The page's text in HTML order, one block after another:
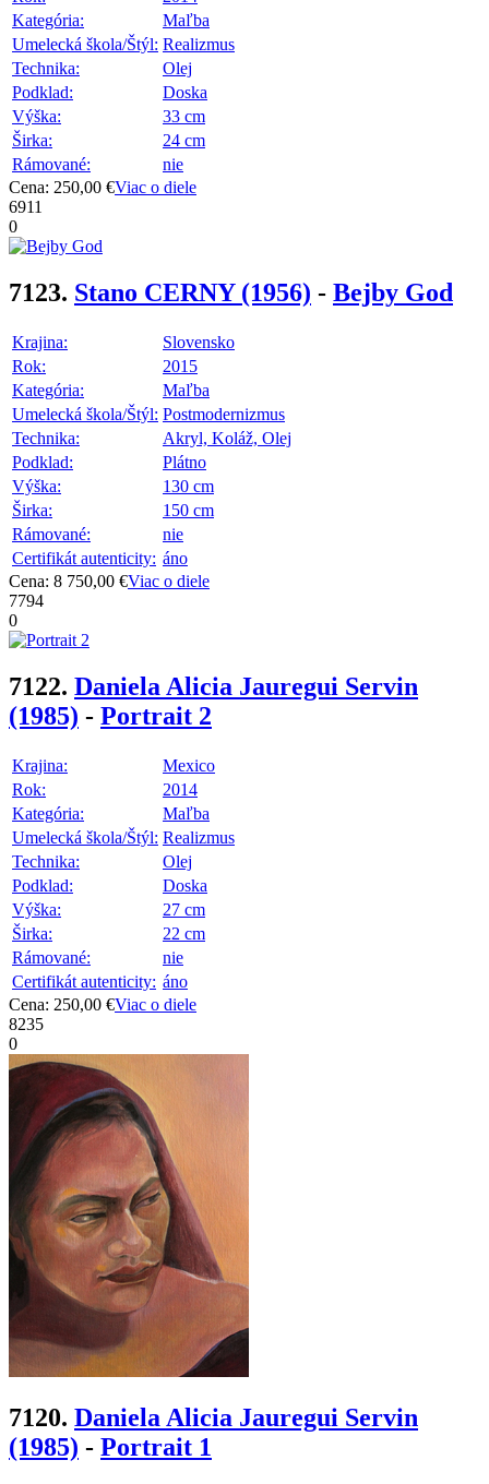
Kategória:
Maľba
Umelecká škola/Štýl: Realizmus
Technika:
Olej
Podklad:
Doska
Výška:
33 cm
Širka:
24 cm
Rámované:
nie
Cena: 250,00 €Viac o diele
6911
0
7123. Stano CERNY(1956) - Bejby God
Krajina:
Slovensko
Rok:
2015
Kategória:
Maľba
Umelecká škola/Štýl: Postmodernizmus
Technika:
Akryl, Koláž, Olej
Podklad:
Plátno
Výška:
130 cm
Širka:
150 cm
Rámované:
nie
Certifikát autenticity: áno
Cena: 8 750,00 €Viac o diele
7794
0
7122. Daniela Alicia Jauregui Servin
(1985) - Portrait 2
Krajina:
Mexico
Rok:
2014
Kategória:
Maľba
Umelecká škola/Štýl: Realizmus
Technika:
Olej
Podklad:
Doska
Výška:
27 cm
Širka:
22 cm
Rámované:
nie
Certifikát autenticity: áno
Cena: 250,00 €Viac o diele
8235
0
7120. Daniela Alicia Jauregui Servin
(1985) - Portrait 1